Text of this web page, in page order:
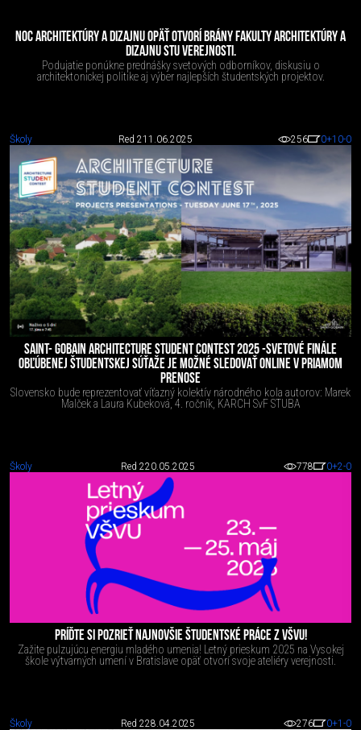
NOC ARCHITEKTÚRY A DIZAJNU OPÄŤ OTVORÍ BRÁNY FAKULTY ARCHITEKTÚRY A
DIZAJNU STU VEREJNOSTI.
Podujatie ponúkne prednášky svetových odborníkov, diskusiu o
architektonickej politike aj výber najlepších študentských projektov.
Školy Red 211.06.2025 256 0+10-0
SAINT- GOBAIN ARCHITECTURE STUDENT CONTEST 2025 -SVETOVÉ FINÁLE
OBĽÚBENEJ ŠTUDENTSKEJ SÚŤAŽE JE MOŽNÉ SLEDOVAŤ ONLINE V PRIAMOM
PRENOSE
Slovensko bude reprezentovať víťazný kolektív národného kola autorov: Marek
Malček a Laura Kubeková, 4. ročník, KARCH SvF STUBA
Školy Red 220.05.2025 778 0+2-0
PRÍĎTE SI POZRIEŤ NAJNOVŠIE ŠTUDENTSKÉ PRÁCE Z VŠVU!
Zažite pulzujúcu energiu mladého umenia! Letný prieskum 2025 na Vysokej
škole výtvarných umení v Bratislave opäť otvorí svoje ateliéry verejnosti.
Školy Red 228.04.2025 276 0+1 -0